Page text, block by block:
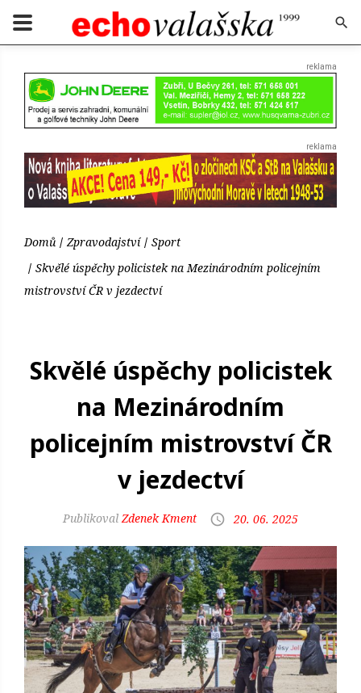
Domů Zpravodajství
Sport
Skvělé úspěchy policistek na Mezinárodním policejním
mistrovství ČR v jezdectví
Skvělé úspěchy policistek
na Mezinárodním
policejním mistrovství ČR
v jezdectví
Zdenek Kment 20. 06. 2025